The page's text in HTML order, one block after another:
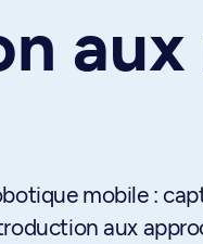
mobile :
aux